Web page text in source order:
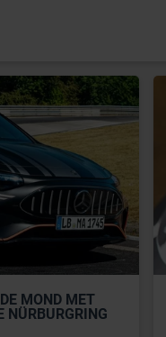
MOND MET
NÜRBURGRING